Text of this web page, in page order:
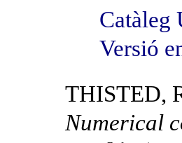
Catàleg
Versió
THISTED,
Numerical